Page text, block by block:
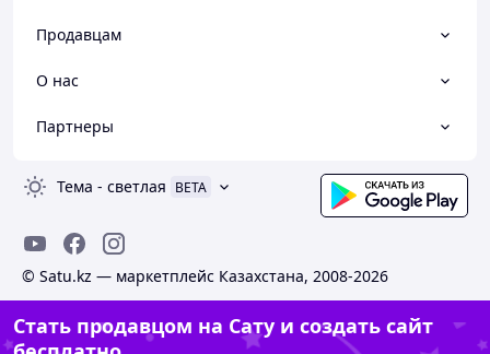
Продавцам
О нас
Партнеры
Тема - светлая BETA
© Satu.kz — маркетплейс Казахстана, 2008-2026
Стать продавцом на Сату и создать сайт